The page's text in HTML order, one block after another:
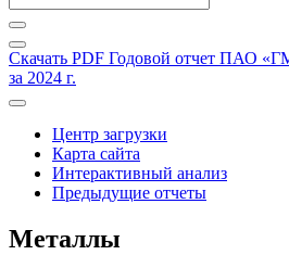
Скачать PDF Годовой отчет ПАО
за 2024 г.
Центр загрузки
Карта сайта
Интерактивный анализ
Предыдущие отчеты
Металлы